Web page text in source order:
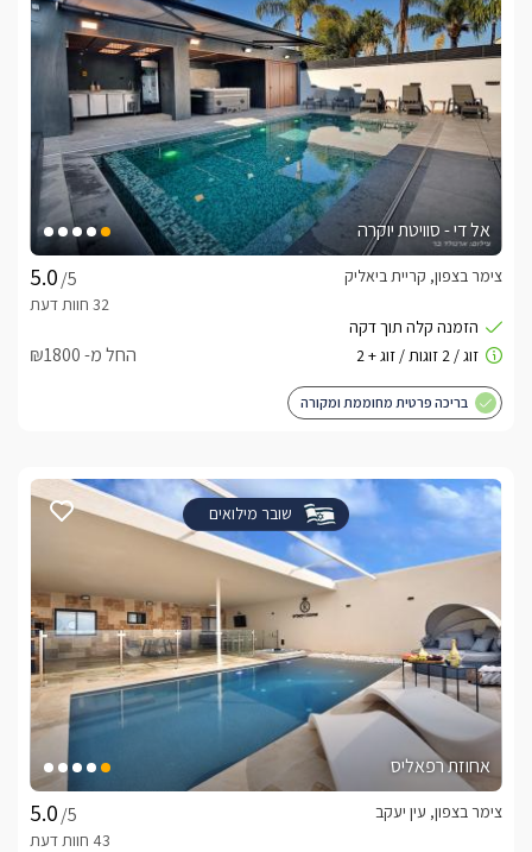
אל די - סוויטת יוקרה
/5
צימר בצפון, קריית ביאליק
החל מ- ₪1800
בריכה פרטית מחוממת ומקורה
שובר מילואים
אחוזת רפאליס
/5
צימר בצפון, עין יעקב